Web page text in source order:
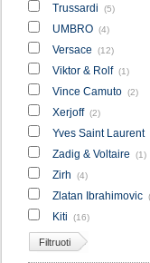
Trussardi (5)
UMBRO (4)
Versace (12)
Viktor & Rolf (1)
Vince Camuto (2)
Xerjoff (2)
Yves Saint Laurent
Zadig & Voltaire (1)
Zirh (4)
Zlatan Ibrahimovic
Kiti (16)
Filtruoti